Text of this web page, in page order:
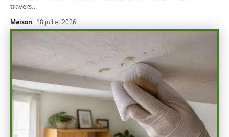
travers…
Maison 18 juillet 2026